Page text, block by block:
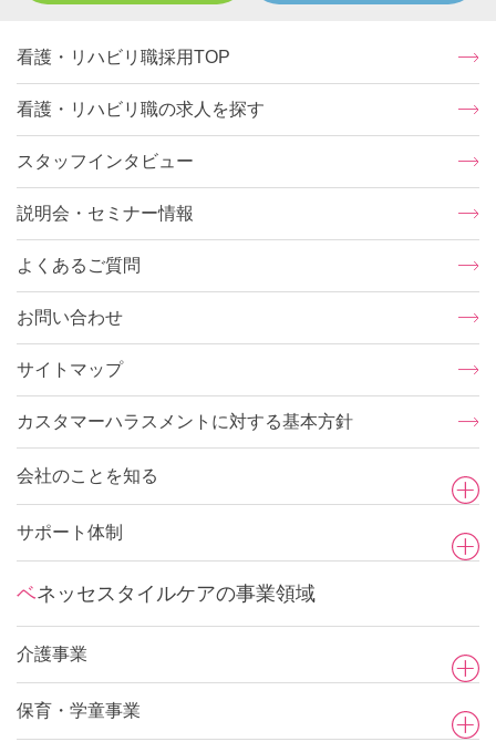
看護・リハビリ職採用TOP
看護・リハビリ職の求人を探す
スタッフインタビュー
説明会・セミナー情報
よくあるご質問
お問い合わせ
サイトマップ
カスタマーハラスメントに対する基本方針
会社のことを知る
サポート体制
ベネッセスタイルケアの事業領域
介護事業
保育・学童事業